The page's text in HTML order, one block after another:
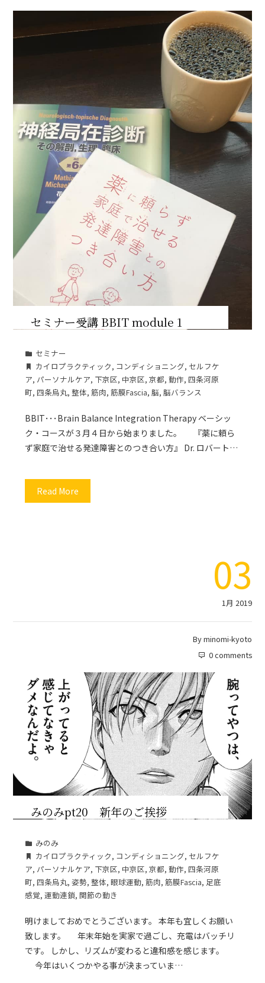
セミナー受講 BBIT module 1
セミナー
カイロプラクティック, コンディショニング, セルフケ
ア, パーソナルケア, 下京区,中京区,京都,動作,四条河原
町,四条烏丸,整体,筋肉,筋膜Fascia,脳,脳バランス
BBIT･･･Brain Balance Integration Therapy ベーシッ
ク・コースが３月４日から始まりました。 『薬に頼ら
ず家庭で治せる発達障害とのつき合い方』 Dr. ロバート…
Read More
03
1月 2019
Byminomi-kyoto
0 comments
みのみpt20 新年のご挨拶
みのみ
カイロプラクティック, コンディショニング, セルフケ
ア, パーソナルケア, 下京区,中京区,京都,動作,四条河原
町,四条烏丸,姿勢,整体,眼球運動,筋肉,筋膜Fascia, 足底
感覚,運動連鎖,関節の動き
明けましておめでとうございます。 本年も宜しくお願い
致します。 年末年始を実家で過ごし、充電はバッチリ
です。 しかし、リズムが変わると違和感を感じます。
今年はいくつかやる事が決まっていま…